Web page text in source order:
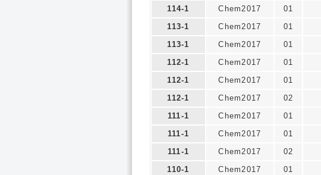
114-1
Chem2017 01
113-1
Chem2017 01
113-1
Chem2017 01
112-1
Chem2017 01
112-1
Chem2017 01
112-1
Chem2017 02
111-1
Chem2017 01
111-1
Chem2017 01
111-1
Chem2017 02
110-1
Chem2017 01